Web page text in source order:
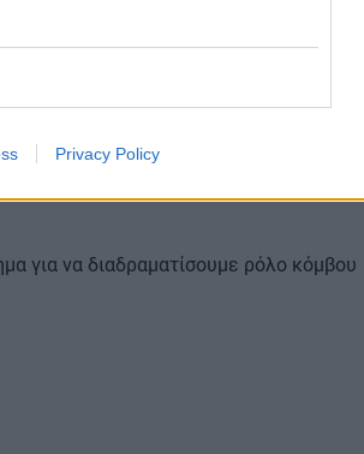
Privacy Policy
Ταχυδρομείων, Κωνσταντίνος
όσο και σε δορυφορικά δίκτυα
για να διαδραματίσουμε ρόλο κόμβου